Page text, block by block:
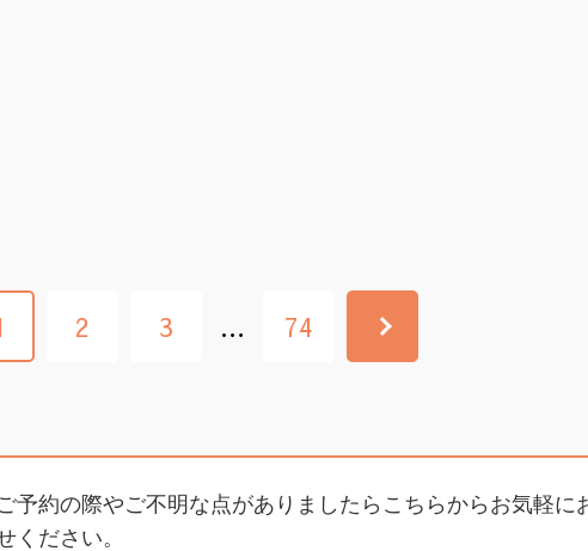
2 3 … 74
予約の際やご不明な点がありましたらこちらからお気軽に
ください。